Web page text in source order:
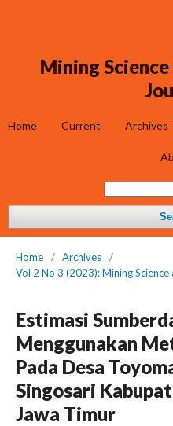
Mining
Home Current Archives
Home / Archives
/
Vol 2 No 3 (2023): Mining
Estimasi
Menggunakan
Pada Desa
Singosari
Jawa Timur